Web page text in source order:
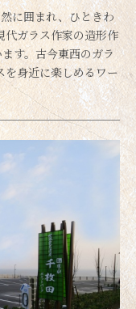
に囲まれ、ひときわ
代ガラス作家の造形作
す。古今東西のガラ
を身近に楽しめるワー